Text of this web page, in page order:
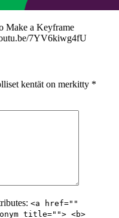
Make a Keyframe
7YV6kiwg4fU
kentät on merkitty *
<a href=""
title=""> <b>